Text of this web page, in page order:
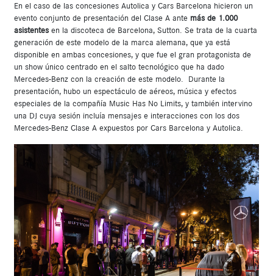
En el caso de las concesiones Autolica y Cars Barcelona hicieron un
evento conjunto de presentación del Clase A ante más de 1.000
asistentes en la discoteca de Barcelona, Sutton. Se trata de la cuarta
generación de este modelo de la marca alemana, que ya está
disponible en ambas concesiones, y que fue el gran protagonista de
un show único centrado en el salto tecnológico que ha dado
Mercedes-Benz con la creación de este modelo. Durante la
presentación, hubo un espectáculo de aéreos, música y efectos
especiales de la compañía Music Has No Limits, y también intervino
una DJ cuya sesión incluía mensajes e interacciones con los dos
Mercedes-Benz Clase A expuestos por Cars Barcelona y Autolica.